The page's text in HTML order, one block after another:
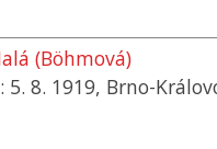
(Böhmová)
5. 8. 1919, Brno-